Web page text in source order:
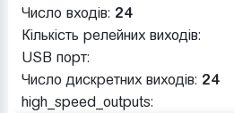
Число входів: 24
Кількість релейних виходів:
USB порт:
Число дискретних виходів: 24
high_speed_outputs: